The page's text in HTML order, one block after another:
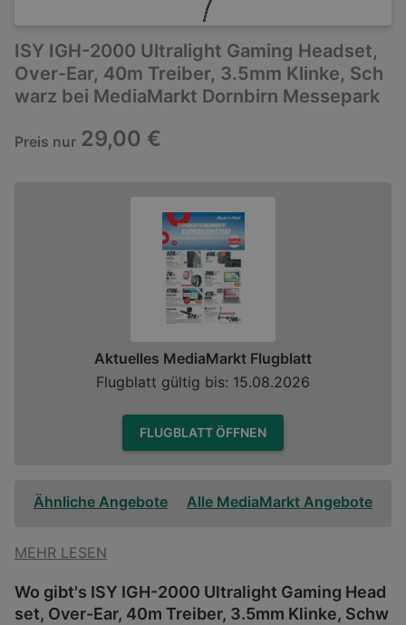
ISY IGH-2000 Ultralight Gaming Headset,
Over-Ear, 40m Treiber, 3.5mm Klinke, Sch
warz bei MediaMarkt Dornbirn Messepark
Preis nur 29,00 €
Aktuelles MediaMarkt Flugblatt
Flugblatt gültig bis: 15.08.2026
FLUGBLATT ÖFFNEN
Ähnliche Angebote Alle MediaMarkt Angebote
MEHR LESEN
Wo gibt's ISY IGH-2000 Ultralight Gaming Head
set, Over-Ear, 40m Treiber, 3.5mm Klinke, Schw